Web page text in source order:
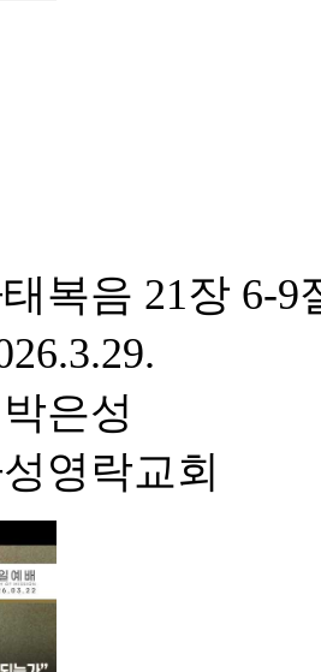
복음 21장 6-9
은성
영락교회